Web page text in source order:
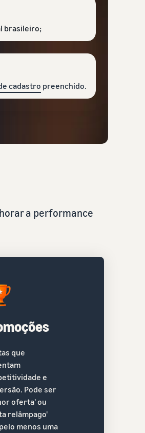
brasileiro;
cadastro preenchido.
a performance
que
e
Pode ser
oferta' ou
relâmpago'
menos uma